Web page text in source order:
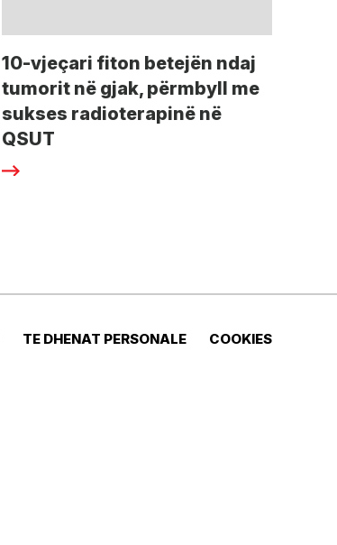
10-vjeçari fiton betejën ndaj
tumorit në gjak, përmbyll me
sukses radioterapinë në
QSUT
TE DHENAT PERSONALE COOKIES